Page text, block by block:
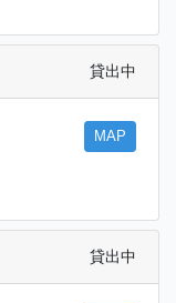
貸出中
MAP
貸出中